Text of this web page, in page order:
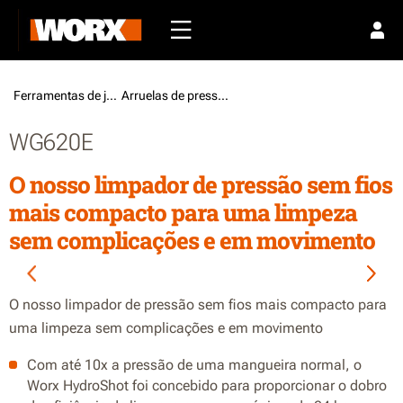
Ferramentas de jardim / Arruelas de pressão
WG620E
O nosso limpador de pressão sem fios
mais compacto para uma limpeza
sem complicações e em movimento
O nosso limpador de pressão sem fios mais compacto para
uma limpeza sem complicações e em movimento
Com até 10x a pressão de uma mangueira normal, o
Worx HydroShot foi concebido para proporcionar o dobro